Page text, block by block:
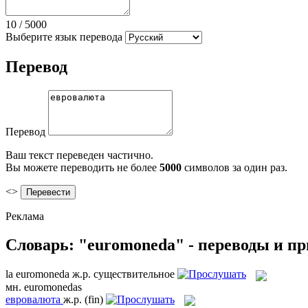
10 / 5000
Выберите язык перевода
Перевод
Перевод
Ваш текст переведен частично.
Вы можете переводить не более 5000 символов за один раз.
<>
Реклама
Словарь: "euromoneda" - переводы и
la euromoneda ж.р. существительное
мн. euromonedas
евровалюта ж.р. (fin)